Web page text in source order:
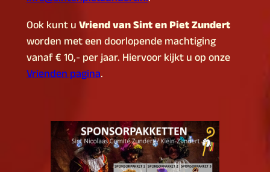
Ook kunt uVriend van Sint en Piet Zundert
worden met een doorlopende machtiging
vanaf € 10,- per jaar. Hiervoor kijkt u op onze
Vrienden pagina.